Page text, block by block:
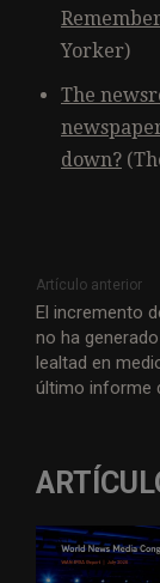
Yorker)
The
down?
Artículo anterior
El incremento
no ha
lealtad en
último informe